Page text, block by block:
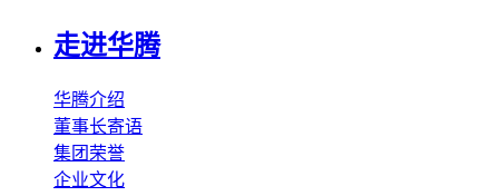
走进华腾
华腾介绍
董事长寄语
集团荣誉
企业文化